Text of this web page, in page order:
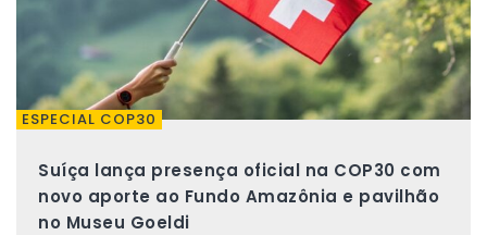
ESPECIAL COP30
Suíça lança presença oficial na COP30 com
novo aporte ao Fundo Amazônia e pavilhão
no Museu Goeldi